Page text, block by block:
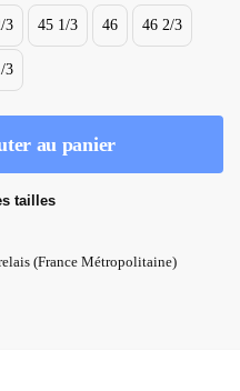
3 45 1/3 46 46 2/3
3
au panier
tailles
(France Métropolitaine)